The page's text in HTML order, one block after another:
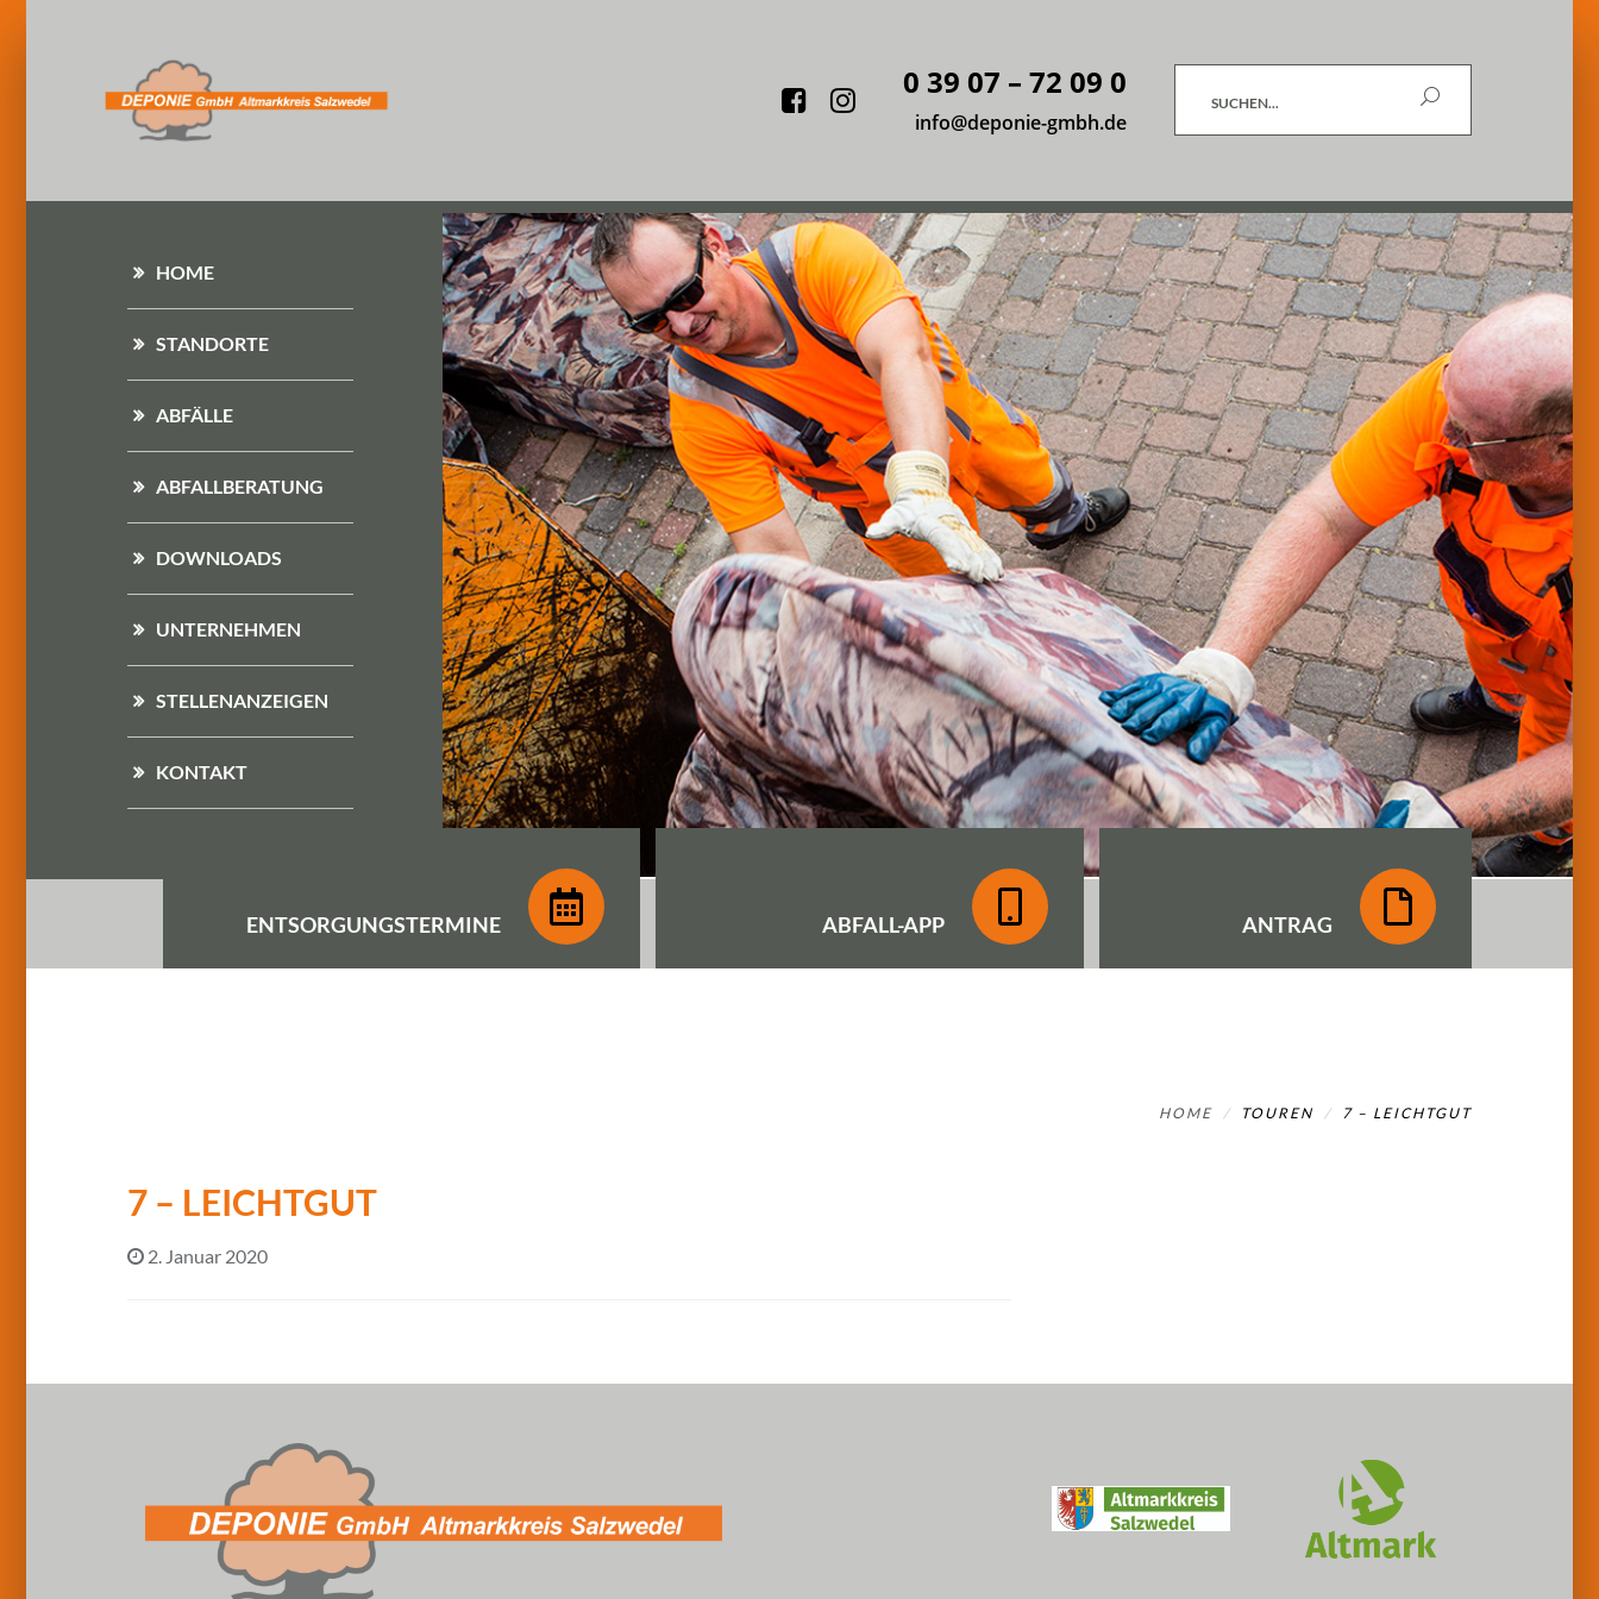
Facebook
Instagram
0 39 07 – 72 09 0
info@deponie-gmbh.de
Suchen
HOME
STANDORTE
ABFÄLLE
ABFALLBERATUNG
DOWNLOADS
UNTERNEHMEN
STELLENANZEIGEN
KONTAKT
ENTSORGUNGSTERMINE ABFALL-APP ANTRAG
HOME TOUREN 7 – LEICHTGUT
7 – LEICHTGUT
2. Januar 2020